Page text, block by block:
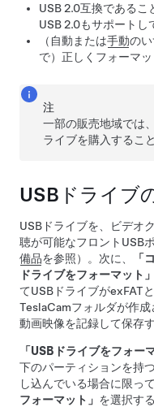
USB 2.0互換であるこ
USB 2.0もサポートし
（自動または手動のい
で）正しくフォーマッ
注
一部の販売地域では、
ライブを購入するこ
USBドライブ
USBドライブを、ビデオ
聴が可能なフロントUSB
備品を参照）。次に、 「
ドライブをフォーマット」
てUSBドライブがexFAT
TeslaCamフォルダが作
動画映像を記録して保存
「USBドライブをフォー
下のパーティションを持
し込んでいる場合に限っ
フォーマット」 を選択す